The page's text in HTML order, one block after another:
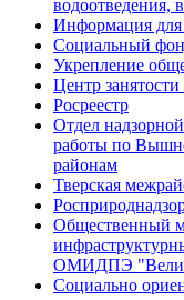
водоотведения,
Информация для
Социальный
Укрепление
Центр занятости
Росреестр
Отдел
работы по
районам
Тверская
Общественный
ОМИДПЭ
Социально